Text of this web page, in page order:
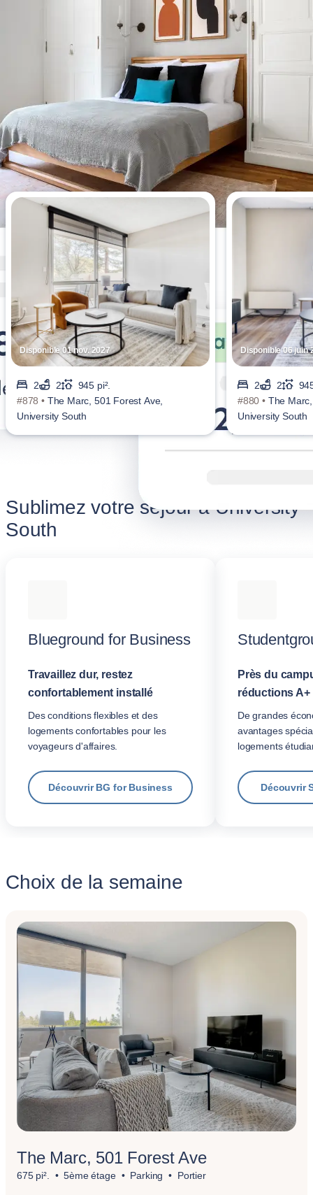
Appartements les plus vus cette
semaine
Disponible 01 nov. 2027
2 2
945 pi².
#878 • The Marc, 501 Forest Ave,
University South
Disponible 06 juin
2 2
#880 • The
University South
Sublimez votre séjour à University
South
Blueground for Business
Travaillez dur, restez
confortablement installé
Des conditions flexibles et des
logements confortables pour les
voyageurs d'affaires.
Découvrir BG for Business
Près du
réductions A+
De grandes
avantages
logements
Découvrir
Choix de la semaine
The Marc, 501 Forest Ave
675 pi². 5ème étage Parking Portier